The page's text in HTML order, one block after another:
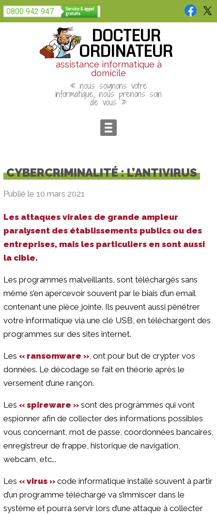
0800 942 947
DOCTEUR
ORDINATEUR
assistance informatique à
domicile
« nous soignons votre
informatique, nous prenons soin
de vous »
CYBERCRIMINALITÉ : L’ANTIVIRUS
Publié le 10 mars 2021
Les attaques virales de grande ampleur
paralysent des établissements publics ou des
entreprises, mais les particuliers en sont aussi
la cible.
Les programmes malveillants, sont téléchargés sans
même s’en apercevoir souvent par le biais d’un email
contenant une pièce jointe. Ils peuvent aussi pénétrer
votre informatique via une clé USB, en téléchargent des
programmes sur des sites internet.
Les « ransomware », ont pour but de crypter vos
données. Le décodage se fait en théorie après le
versement d’une rançon.
Les « spireware » sont des programmes qui vont
espionner afin de collecter des informations possibles
vous concernant, mot de passe, coordonnées bancaires,
enregistreur de frappe, historique de navigation,
webcam, etc...
Les « virus » code informatique installé souvent à partir
d’un programme téléchargé va s’immiscer dans le
système et pourra servir lors d’une attaque à collecter
Panneau de gestion des cookies